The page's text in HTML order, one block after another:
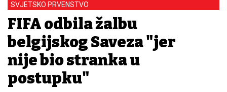
SVJETSKO PRVENSTVO
FIFA odbila žalbu
belgijskog Saveza "jer
nije bio stranka u
postupku"